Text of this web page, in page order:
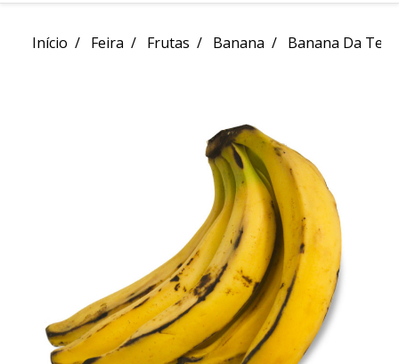
Início Feira Frutas Banana Banana Da